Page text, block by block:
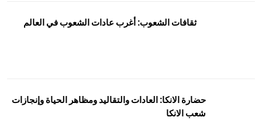
ثقافات الشعوب: أغرب عادات الشعوب في العالم
حضارة الانكا: العادات والتقاليد ومظاهر الحياة وإنجازات
شعب الانكا